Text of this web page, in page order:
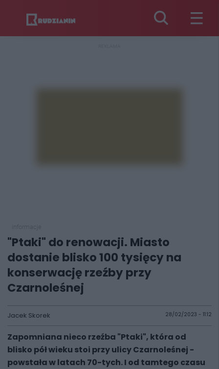
"Ptaki" do renowacji. Miasto
dostanie blisko 100 tysięcy na
konserwację rzeźby przy
Czarnoleśnej
Jacek Skorek 28/02/2023 - 11:12
Zapomniana nieco rzeźba "Ptaki", która od
blisko pół wieku stoi przy ulicy Czarnoleśnej -
powstała w latach 70-tych. I od tamtego czasu